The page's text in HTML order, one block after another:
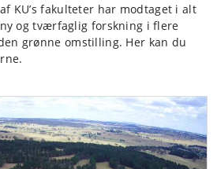
KU’s fakulteter har modtaget i alt
og tværfaglig forskning i flere
grønne omstilling. Her kan du